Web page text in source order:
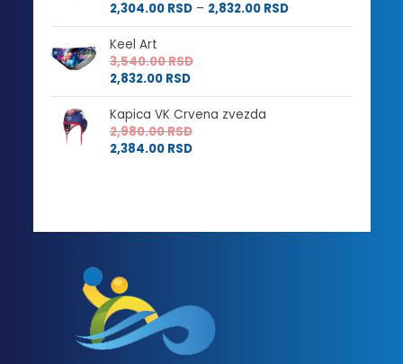
od
2,304.00 RSD – 2,832.00 RSDRaspon
cena:
2,832.00 RSD
Keel Art
3,540.00RSD
2,832.00 RSD
Kapica VK Crvena zvezda
2,980.00RSD
2,384.00 RSD